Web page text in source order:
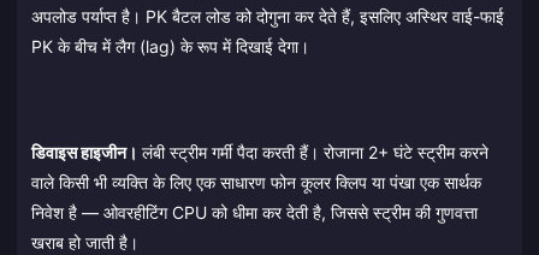
अपलोड पर्याप्त है। PK बैटल लोड को दोगुना कर देते हैं, इसलिए अस्थिर वाई-फाई
PK के बीच में लैग (lag) के रूप में दिखाई देगा।
डिवाइस हाइजीन। लंबी स्ट्रीम गर्मी पैदा करती हैं। रोजाना 2+ घंटे स्ट्रीम करने
वाले किसी भी व्यक्ति के लिए एक साधारण फोन कूलर क्लिप या पंखा एक सार्थक
निवेश है — ओवरहीटिंग CPU को धीमा कर देती है, जिससे स्ट्रीम की गुणवत्ता
खराब हो जाती है।